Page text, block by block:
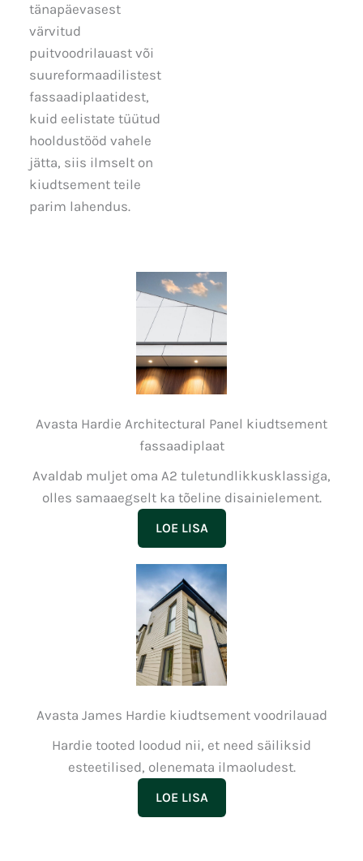
tänapäevasest
värvitud
puitvoodrilauast või
suureformaadilistest
fassaadiplaatidest,
kuid eelistate tüütud
hooldustööd vahele
jätta, siis ilmselt on
kiudtsement teile
parim lahendus.
Avasta Hardie Architectural Panel kiudtsement
fassaadiplaat
Avaldab muljet oma A2 tuletundlikkusklassiga,
olles samaaegselt ka tõeline disainielement.
LOE LISA
Avasta James Hardie kiudtsement voodrilauad
Hardie tooted loodud nii, et need säiliksid
esteetilised, olenemata ilmaoludest.
LOE LISA